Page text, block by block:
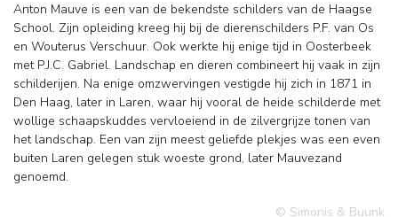
Anton Mauve is een van de bekendste schilders van de Haagse
School. Zijn opleiding kreeg hij bij de dierenschilders P.F. van Os
en Wouterus Verschuur. Ook werkte hij enige tijd in Oosterbeek
met P.J.C. Gabriel. Landschap en dieren combineert hij vaak in zijn
schilderijen. Na enige omzwervingen vestigde hij zich in 1871 in
Den Haag, later in Laren, waar hij vooral de heide schilderde met
wollige schaapskuddes vervloeiend in de zilvergrijze tonen van
het landschap. Een van zijn meest geliefde plekjes was een even
buiten Laren gelegen stuk woeste grond, later Mauvezand
genoemd.
© Simonis & Buunk